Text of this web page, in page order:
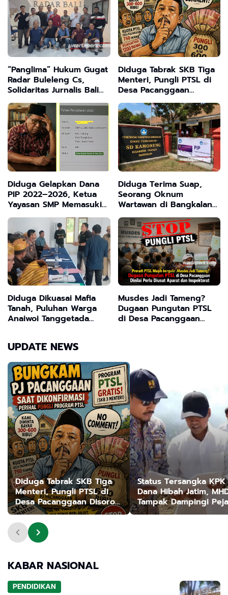
“Panglima” Hukum Gugat
Radar Buleleng Cs,
Solidaritas Jurnalis Bali
Siapkan Perlawanan
Hukum
Diduga Tabrak SKB Tiga
Menteri, Pungli PTSL di
Desa Pacanggaan
Disorot, Pj Kades
Bungkam
Diduga Gelapkan Dana
PIP 2022–2026, Ketua
Yayasan SMP Memasuki
Babak Baru Menunggu
Panggilan Kejaksaan
Negeri
Diduga Terima Suap,
Seorang Oknum
Wartawan di Bangkalan
Tutupi Kasus
Pemotongan Dana PIP
Diduga Dikuasai Mafia
Tanah, Puluhan Warga
Anaiwoi Tanggetada
Musdes Jadi Tameng?
Dugaan Pungutan PTSL
di Desa Pacanggaan
UPDATE NEWS
Diduga Tabrak SKB Tiga
Menteri, Pungli PTSL di
Desa Pacanggaan Disorot,
Pj Kades Bungkam
Status Tersangka KPK
Dana Hibah Jatim,
Tampak Dampingi
di Bangkalan
KABAR NASIONAL
PENDIDIKAN